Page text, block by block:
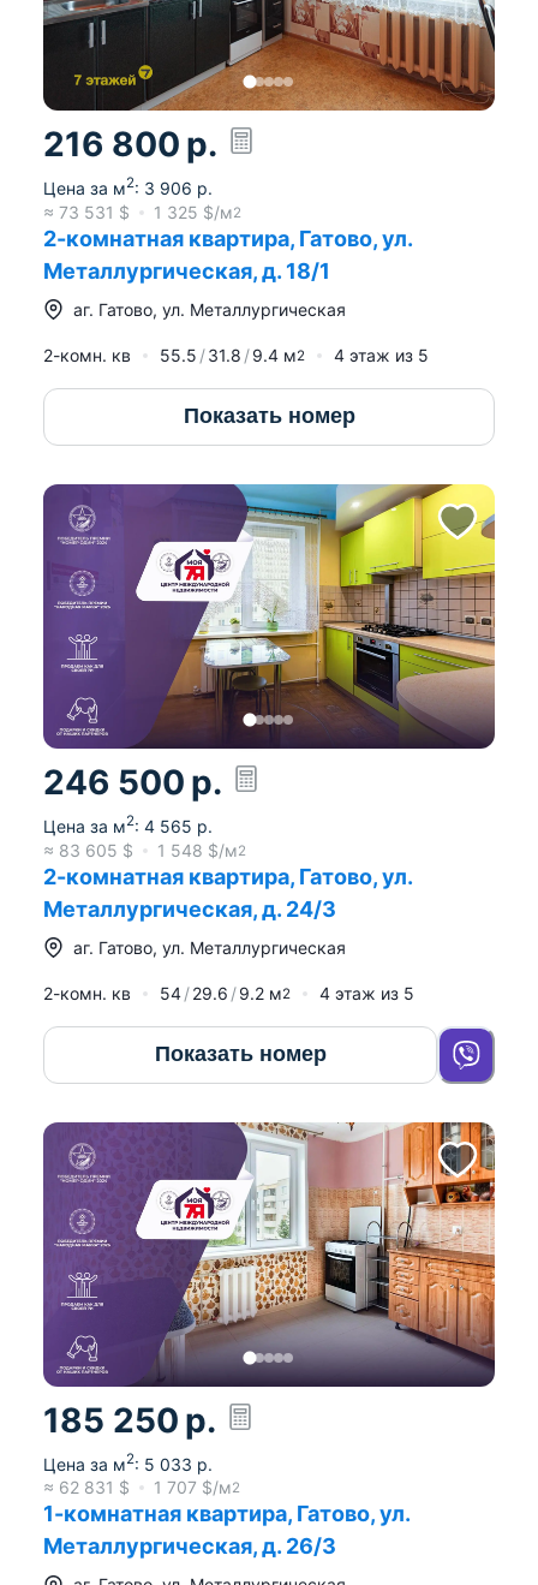
216 800 р.
Цена за м2: 3 906 р.
≈ 73 531 $ 1 325 $/м2
2-комнатная квартира, Гатово, ул.
Металлургическая, д. 18/1
аг. Гатово, ул. Металлургическая
2-комн. кв 55.5 31.8 9.4 м2 4 этаж из 5
Показать номер
246 500 р.
Цена за м2: 4 565 р.
≈ 83 605 $ 1 548 $/м2
2-комнатная квартира, Гатово, ул.
Металлургическая, д. 24/3
аг. Гатово, ул. Металлургическая
2-комн. кв 54 29.6 9.2 м2 4 этаж из 5
Показать номер
185 250 р.
Цена за м2: 5 033 р.
≈ 62 831 $ 1 707 $/м2
1-комнатная квартира, Гатово, ул.
Металлургическая, д. 26/3